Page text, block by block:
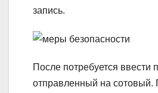
запись.
После потребуется ввести
отправленный на сотовый.